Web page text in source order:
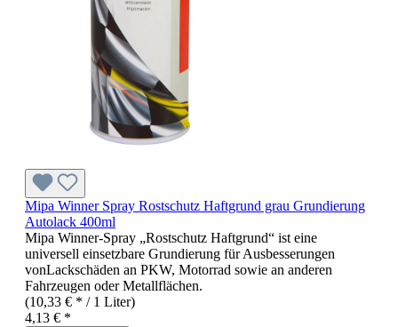
Mipa Winner Spray Rostschutz Haftgrund grau Grundierung
Autolack 400ml
Mipa Winner-Spray „Rostschutz Haftgrund“ ist eine
universell einsetzbare Grundierung für Ausbesserungen
vonLackschäden an PKW, Motorrad sowie an anderen
Fahrzeugen oder Metallflächen.
(10,33 € * / 1 Liter)
4,13 € *